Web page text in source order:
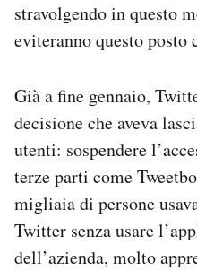
stravolgendo in questo
eviteranno questo posto
Già a fine gennaio,
decisione che aveva
utenti: sospendere
terze parti come
migliaia di persone
Twitter senza usare
dell’azienda, molto